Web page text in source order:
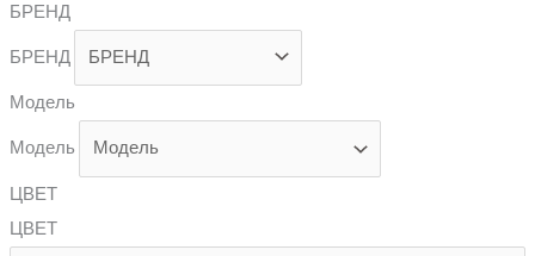
БРЕНД
БРЕНД
Модель
Модель
ЦВЕТ
ЦВЕТ